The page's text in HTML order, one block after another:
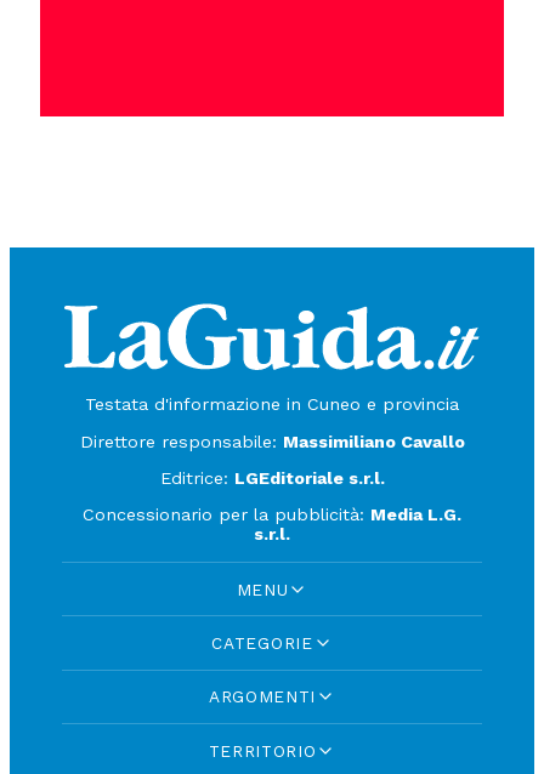
Testata d'informazione in Cuneo e provincia
Direttore responsabile: Massimiliano Cavallo
Editrice: LGEditoriale s.r.l.
Concessionario per la pubblicità: Media L.G.
s.r.l.
MENU
CATEGORIE
ARGOMENTI
TERRITORIO